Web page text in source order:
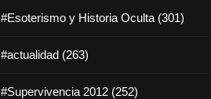
#Esoterismo y Historia Oculta (301)
#actualidad (263)
#Supervivencia 2012 (252)